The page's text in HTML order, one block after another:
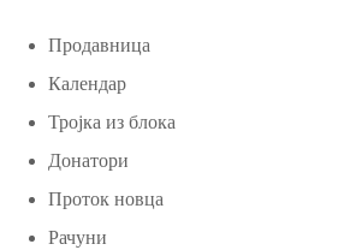
Продавница
Календар
Тројка из блока
Донатори
Проток новца
Рачуни